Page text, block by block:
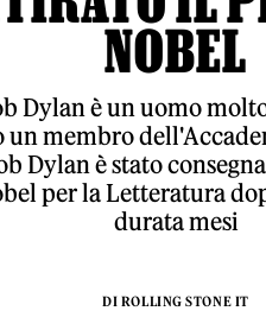
NOBEL
Dylan è un uomo
un membro
Dylan è stato
per la Letteratura
durata mesi
DI ROLLING STONE IT